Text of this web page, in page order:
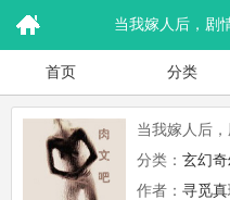
当我嫁人后，剧
首页 分类
当我嫁人后
分类： 玄幻奇
作者： 寻觅真